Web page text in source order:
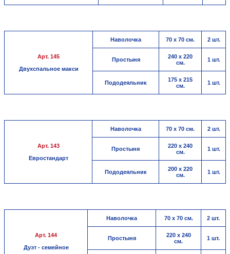
Арт. 145
Двухспальное макси
Наволочка 70 х 70 см. 2 шт.
Простыня
240 х 220
см.
1 шт.
Пододеяльник
175 х 215
см.
1 шт.
Арт. 143
Евростандарт
Наволочка 70 х 70 см. 2 шт.
Простыня
220 х 240
см.
1 шт.
Пододеяльник
200 х 220
см.
1 шт.
Арт. 144
Дуэт - семейное
Наволочка 70 х 70 см. 2 шт.
Простыня
220 х 240
см.
1 шт.